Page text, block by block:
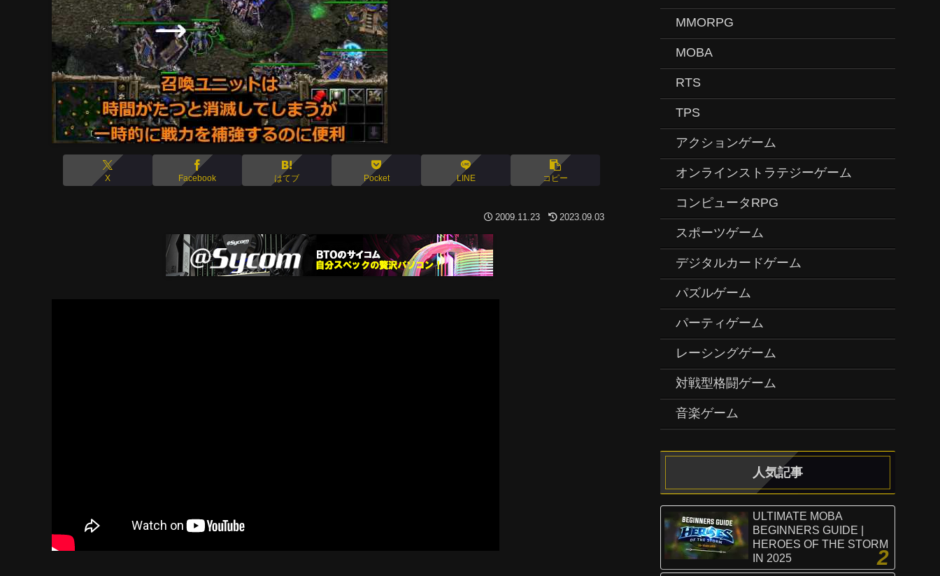
X Facebook はてブ Pocket LINE コピー
2009.11.23 2023.09.03
MMORPG
MOBA
RTS
TPS
アクションゲーム
オンラインストラテジーゲーム
コンピュータRPG
スポーツゲーム
デジタルカードゲーム
パズルゲーム
パーティゲーム
レーシングゲーム
対戦型格闘ゲーム
音楽ゲーム
人気記事
ULTIMATE MOBA
BEGINNERS GUIDE |
HEROES OF THE STORM
IN 2025